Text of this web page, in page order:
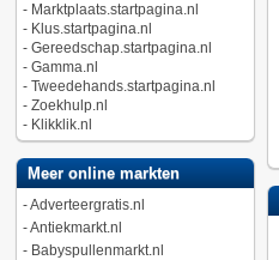
- Marktplaats.startpagina.nl
- Klus.startpagina.nl
- Gereedschap.startpagina.nl
- Gamma.nl
- Tweedehands.startpagina.nl
- Zoekhulp.nl
- Klikklik.nl
Meer online markten
-Adverteergratis.nl
-Antiekmarkt.nl
- Babyspullenmarkt.nl